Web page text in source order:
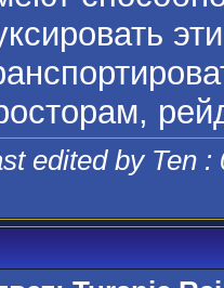
edited by Ten